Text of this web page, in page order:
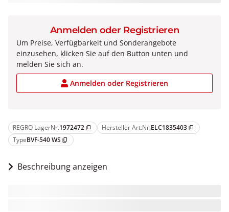
REGRO LagerNr.1972472 content_copy Hersteller Art.Nr.ELC1835403 content_copy
TypeBVF-540 WS content_copy
Beschreibung anzeigen
Anmelden oder Registrieren
Um Preise, Verfügbarkeit und Sonderangebote
einzusehen, klicken Sie auf den Button unten und
melden Sie sich an.
Anmelden oder Registrieren